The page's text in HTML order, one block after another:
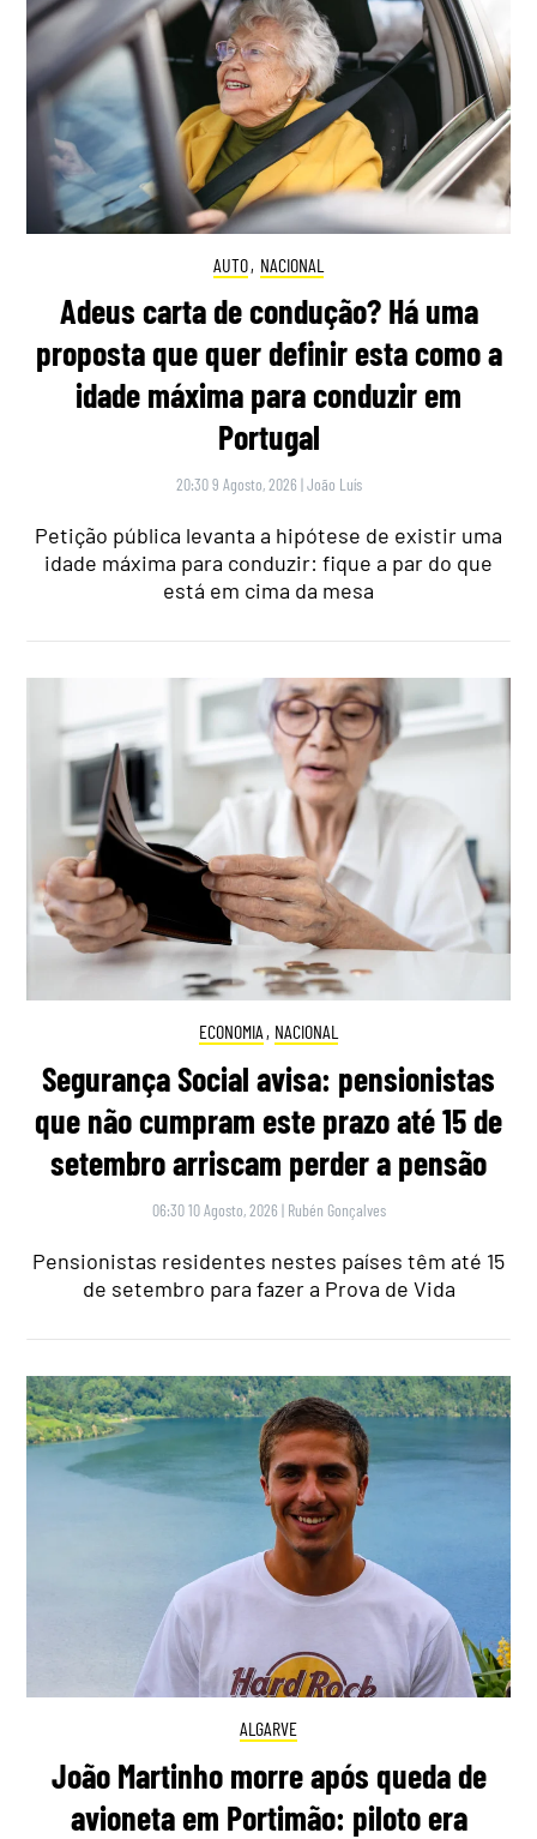
AUTO, NACIONAL
Adeus carta de condução? Há uma
proposta que quer definir esta como a
idade máxima para conduzir em
Portugal
20:30 9 Agosto, 2026 |João Luís
Petição pública levanta a hipótese de existir uma
idade máxima para conduzir: fique a par do que
está em cima da mesa
ECONOMIA , NACIONAL
Segurança Social avisa: pensionistas
que não cumpram este prazo até 15 de
setembro arriscam perder a pensão
06:30 10 Agosto, 2026 | Rubén Gonçalves
Pensionistas residentes nestes países têm até 15
de setembro para fazer a Prova de Vida
ALGARVE
João Martinho morre após queda de
avioneta em Portimão: piloto era